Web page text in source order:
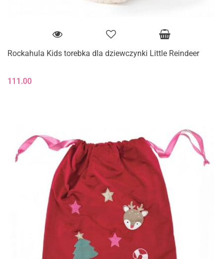
Rockahula Kids torebka dla dziewczynki Little Reindeer
111.00